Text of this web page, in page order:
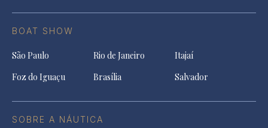
BOAT SHOW
São Paulo Rio de Janeiro
Itajaí
Foz do Iguaçu
Brasília Salvador
SOBRE A NÁUTICA